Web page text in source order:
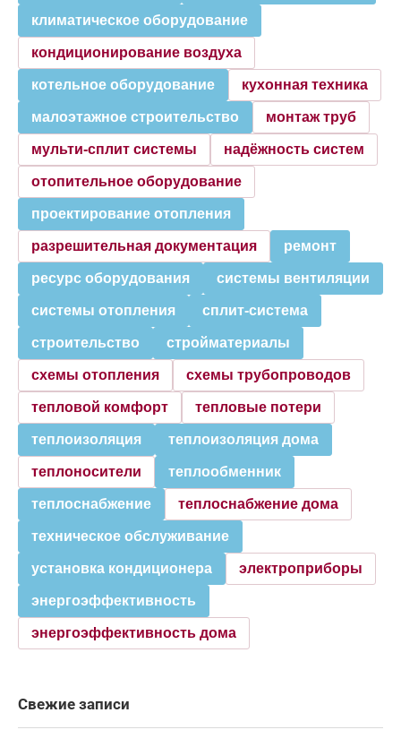
климатическое оборудование
кондиционирование воздуха
котельное оборудование кухонная техника
малоэтажное строительство монтаж труб
мульти-сплит системы надёжность систем
отопительное оборудование
проектирование отопления
разрешительная документация ремонт
ресурс оборудования системы вентиляции
системы отопления сплит-система
строительство стройматериалы
схемы отопления схемы трубопроводов
тепловой комфорт тепловые потери
теплоизоляция теплоизоляция дома
теплоносители теплообменник
теплоснабжение теплоснабжение дома
техническое обслуживание
установка кондиционера электроприборы
энергоэффективность
энергоэффективность дома
Свежие записи